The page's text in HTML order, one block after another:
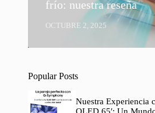
frío: nuestra reseña
OCTUBRE 2, 2025
Popular Posts
Nuestra Experiencia
QLED 65′: Un